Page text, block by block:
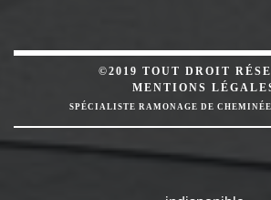
©2019 TOUT DROIT
MENTIONS
SPÉCIALISTE RAMONAGE DE